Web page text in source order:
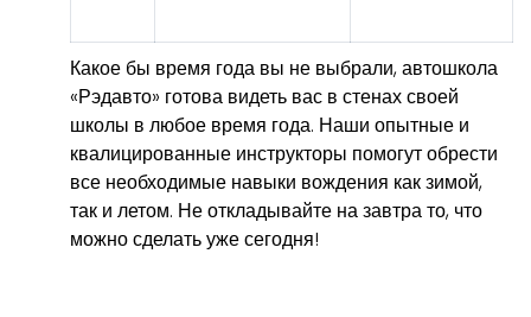
Какое бы время года вы не выбрали, автошкола
«Рэдавто» готова видеть вас в стенах своей
школы в любое время года. Наши опытные и
квалицированные инструкторы помогут обрести
все необходимые навыки вождения как зимой,
так и летом. Не откладывайте на завтра то, что
можно сделать уже сегодня!